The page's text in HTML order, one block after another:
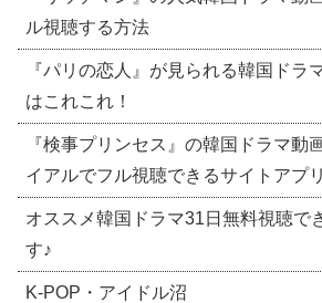
ル視聴する方法
『パリの恋人』が見られる韓国ドラ
はこれこれ！
『検事プリンセス』の韓国ドラマ動
イアルでフル視聴できるサイトアプリ
オススメ韓国ドラマ31日無料視聴で
す♪
​K-POP・アイドル沼